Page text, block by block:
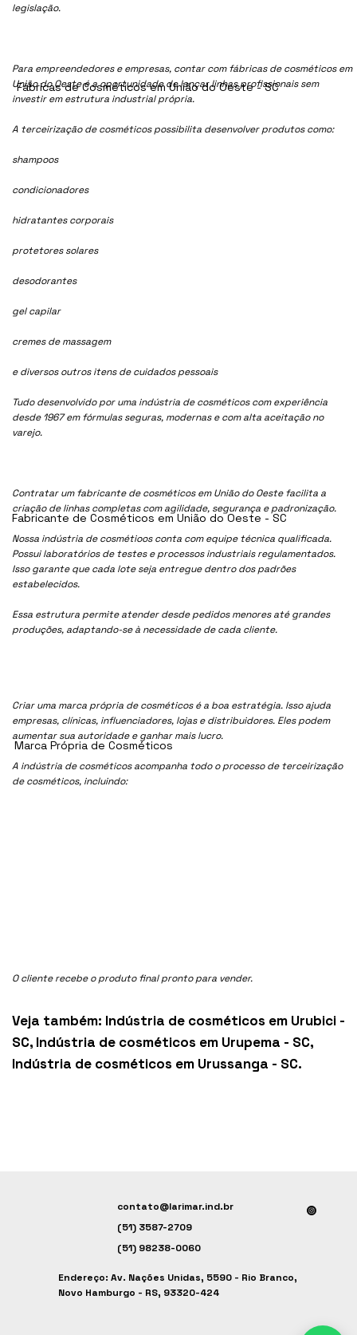
legislação.
Para empreendedores e empresas, contar com fábricas de cosméticos em
União do Oeste é a oportunidade de lançar linhas profissionais sem
investir em estrutura industrial própria.
A terceirização de cosméticos possibilita desenvolver produtos como:
shampoos
condicionadores
hidratantes corporais
protetores solares
desodorantes
gel capilar
cremes de massagem
e diversos outros itens de cuidados pessoais
Tudo desenvolvido por uma indústria de cosméticos com experiência
desde 1967 em fórmulas seguras, modernas e com alta aceitação no
varejo.
Contratar um fabricante de cosméticos em União do Oeste facilita a
criação de linhas completas com agilidade, segurança e padronização.
Nossa indústria de cosmétioos conta com equipe técnica qualificada.
Possui laboratórios de testes e processos industriais regulamentados.
Isso garante que cada lote seja entregue dentro dos padrões
estabelecidos.
Essa estrutura permite atender desde pedidos menores até grandes
produções, adaptando-se à necessidade de cada cliente.
Criar uma marca própria de cosméticos é a boa estratégia. Isso ajuda
empresas, clínicas, influenciadores, lojas e distribuidores. Eles podem
aumentar sua autoridade e ganhar mais lucro.
A indústria de cosméticos acompanha todo o processo de terceirização
de cosméticos, incluindo:
O cliente recebe o produto final pronto para vender.
Veja também: Indústria de cosméticos em Urubici -
SC, Indústria de cosméticos em Urupema - SC,
Indústria de cosméticos em Urussanga - SC.
Fábricas de Cosméticos em União do Oeste - SC
Fabricante de Cosméticos em União do Oeste - SC
Marca Própria de Cosméticos
contato@larimar.ind.br
(51) 3587-2709
(51) 98238-0060
Endereço: Av. Nações Unidas, 5590 - Rio Branco,
Novo Hamburgo - RS, 93320-424